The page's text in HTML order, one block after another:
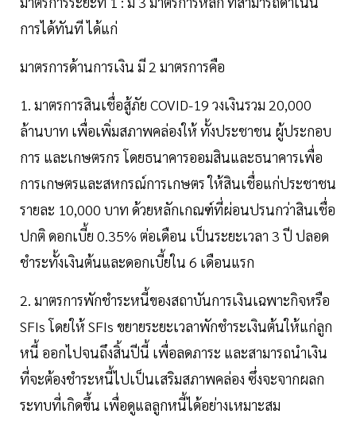
การได้ทันที ได้แก่
มาตรการด้านการเงิน มี 2 มาตรการคือ
1. มาตรการสินเชื่อสู้ภัย COVID-19 วงเงินรวม 20,000
ล้านบาท เพื่อเพิ่มสภาพคล่องให้ ทั้งประชาชน ผู้ประกอบ
การ และเกษตรกร โดยธนาคารออมสินและธนาคารเพื่อ
การเกษตรและสหกรณ์การเกษตร ให้สินเชื่อแก่ประชาชน
รายละ 10,000 บาท ด้วยหลักเกณฑ์ที่ผ่อนปรนกว่าสินเชื่อ
ปกติ ดอกเบี้ย 0.35% ต่อเดือน เป็นระยะเวลา 3 ปี ปลอด
ชำระทั้งเงินต้นและดอกเบี้ยใน 6 เดือนแรก
2. มาตรการพักชำระหนี้ของสถาบันการเงินเฉพาะกิจหรือ
SFIs โดยให้ SFIs ขยายระยะเวลาพักชำระเงินต้นให้แก่ลูก
หนี้ ออกไปจนถึงสิ้นปีนี้ เพื่อลดภาระ และสามารถนำเงิน
ที่จะต้องชำระหนี้ไปเป็นเสริมสภาพคล่อง ซึ่งจะจากผลก
ระทบที่เกิดขึ้น เพื่อดูแลลูกหนี้ได้อย่างเหมาะสม